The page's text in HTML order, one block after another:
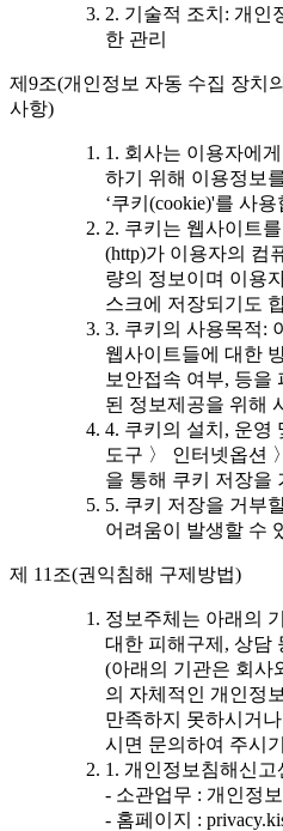
2. 기술적 조치: 개인
한 관리
제9조(개인정보 자동 수집 장치
사항)
1. 회사는 이용자에
하기 위해 이용정보
‘쿠키(cookie)'를 사
2. 쿠키는 웹사이트
(http)가 이용자의 컴
량의 정보이며 이용
스크에 저장되기도
3. 쿠키의 사용목적:
웹사이트들에 대한
보안접속 여부, 등을
된 정보제공을 위해
4. 쿠키의 설치, 운영
도구 〉 인터넷옵션
을 통해 쿠키 저장을
5. 쿠키 저장을 거부
어려움이 발생할 수
제 11조(권익침해 구제방법)
정보주체는 아래의
대한 피해구제, 상담
(아래의 기관은 회사
의 자체적인 개인정
만족하지 못하시거
시면 문의하여 주시
1. 개인정보침해신
- 소관업무 : 개인정
- 홈페이지 :